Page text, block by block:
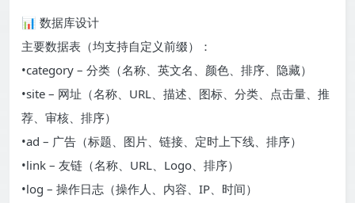
📊 数据库设计
主要数据表（均支持自定义前缀）：
•category – 分类（名称、英文名、颜色、排序、隐藏）
•site – 网址（名称、URL、描述、图标、分类、点击量、推
荐、审核、排序）
•ad – 广告（标题、图片、链接、定时上下线、排序）
•link – 友链（名称、URL、Logo、排序）
•log – 操作日志（操作人、内容、IP、时间）